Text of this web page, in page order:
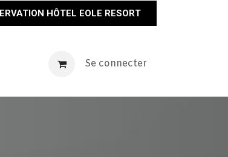
HÔTEL EOLE RESORT
Maison Éole Contact Actualités
Se connecter